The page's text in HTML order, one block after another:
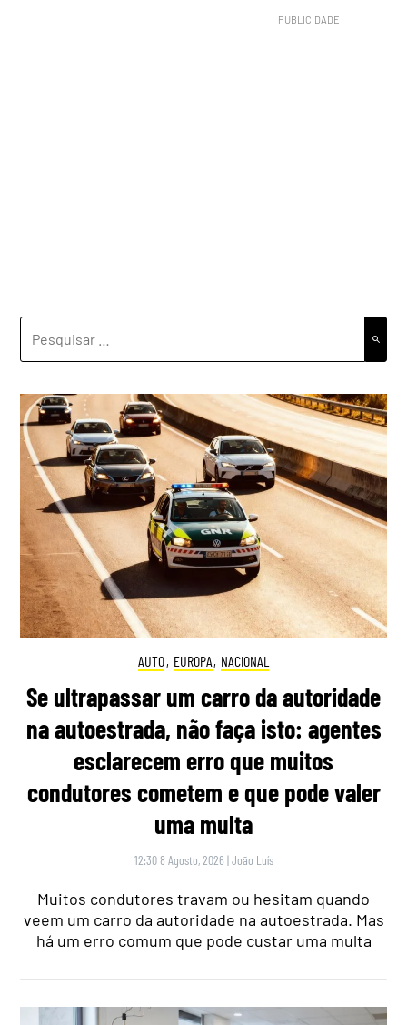
POR:
AUTO, EUROPA, NACIONAL
Se ultrapassar um carro da autoridade
na autoestrada, não faça isto: agentes
esclarecem erro que muitos
condutores cometem e que pode valer
uma multa
12:30 8 Agosto, 2026 |João Luís
Muitos condutores travam ou hesitam quando
veem um carro da autoridade na autoestrada. Mas
há um erro comum que pode custar uma multa